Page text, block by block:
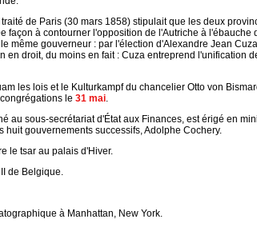
de Paris (30 mars 1858) stipulait que les deux
façon à contourner l'opposition de l'Autriche à l'ébauche
même gouverneur : par l'élection d'Alexandre Jean
droit, du moins en fait : Cuza entreprend l'unification
les lois et le Kulturkampf du chancelier Otto von
le 31 mai.
au sous-secrétariat d'État aux Finances, est érigé en
gouvernements successifs, Adolphe Cochery.
le tsar au palais d'Hiver.
de Belgique.
à Manhattan, New York.